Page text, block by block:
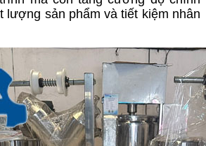
lượng sản phẩm và tiết kiệm nhân